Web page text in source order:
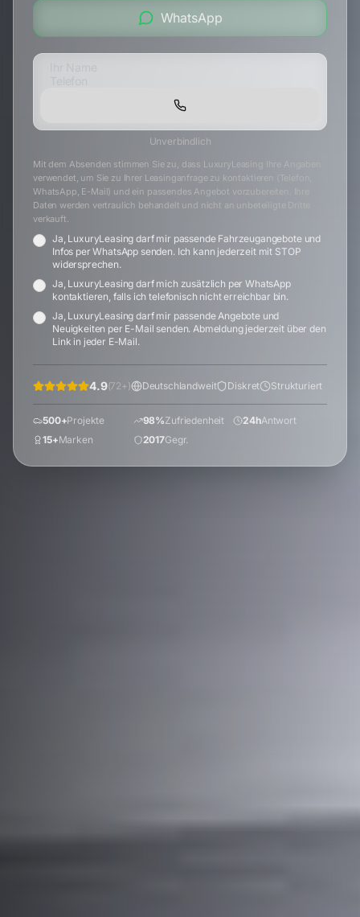
WhatsApp
Unverbindlich
Mit dem Absenden stimmen Sie zu, dass LuxuryLeasing Ihre Angaben
verwendet, um Sie zu Ihrer Leasinganfrage zu kontaktieren (Telefon,
WhatsApp, E-Mail) und ein passendes Angebot vorzubereiten. Ihre
Daten werden vertraulich behandelt und nicht an unbeteiligte Dritte
verkauft.
Ja, LuxuryLeasing darf mir passende Fahrzeugangebote und
Infos per WhatsApp senden. Ich kann jederzeit mit STOP
widersprechen.
Ja, LuxuryLeasing darf mich zusätzlich per WhatsApp
kontaktieren, falls ich telefonisch nicht erreichbar bin.
Ja, LuxuryLeasing darf mir passende Angebote und
Neuigkeiten per E-Mail senden. Abmeldung jederzeit über den
Link in jeder E-Mail.
4.9(72+) Deutschlandweit Diskret Strukturiert
500+Projekte 98%Zufriedenheit 24hAntwort
15+Marken 2017Gegr.